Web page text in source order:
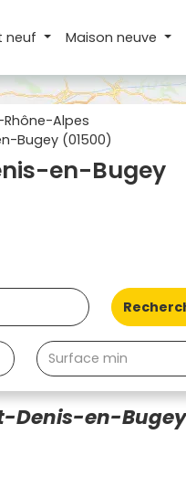
neuf Maison neuve
Alpes
Bugey (01500)
en-Bugey
Denis-en-Bugey